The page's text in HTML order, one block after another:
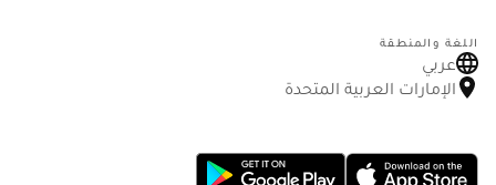
اللغة والمنطقة
عربي
الإمارات العربية المتحدة